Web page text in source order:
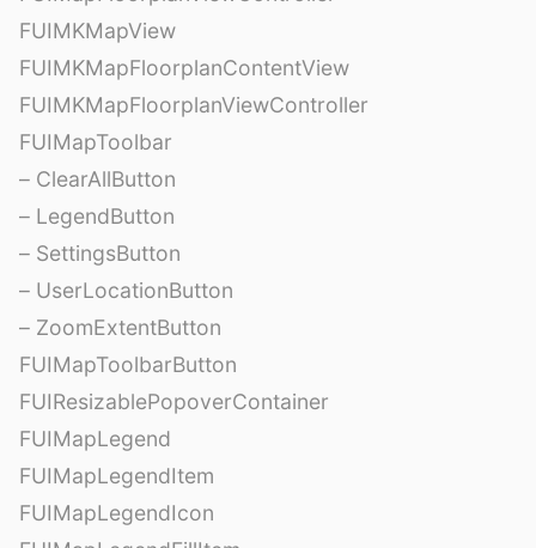
FUIMKMapView
FUIMKMapFloorplanContentView
FUIMKMapFloorplanViewController
FUIMapToolbar
– ClearAllButton
– LegendButton
– SettingsButton
– UserLocationButton
– ZoomExtentButton
FUIMapToolbarButton
FUIResizablePopoverContainer
FUIMapLegend
FUIMapLegendItem
FUIMapLegendIcon